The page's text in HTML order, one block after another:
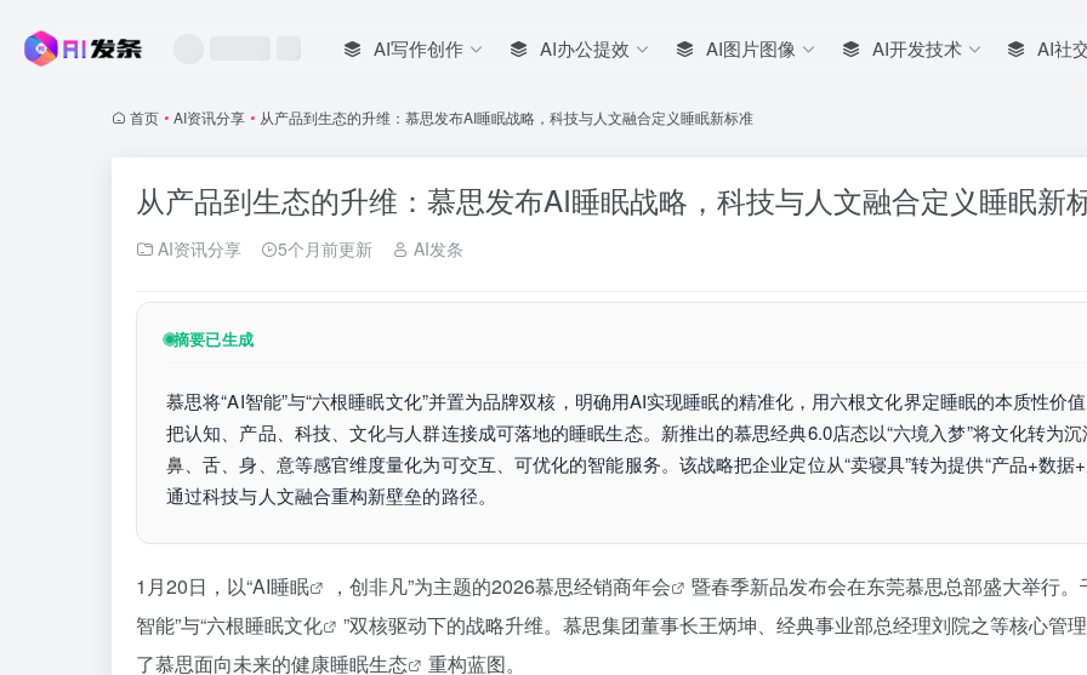
AI写作创作 AI办公提效 AI图片图像 AI开发技术 AI社
首页 • AI资讯分享 • 从产品到生态的升维：慕思发布AI睡眠战略，科技与人文融合定义睡眠新标准
从产品到生态的升维：慕思发布AI睡眠战略，科技与人文融合定义睡眠新
AI资讯分享 5个月前更新 AI发条
摘要已生成
慕思将“AI智能”与“六根睡眠文化”并置为品牌双核，明确用AI实现睡眠的精准化，用六根文化界定睡眠的本质性价
把认知、产品、科技、文化与人群连接成可落地的睡眠生态。新推出的慕思经典6.0店态以“六境入梦”将文化转为
鼻、舌、身、意等感官维度量化为可交互、可优化的智能服务。该战略把企业定位从“卖寝具”转为提供“产品+数
通过科技与人文融合重构新壁垒的路径。
1月20日，以“AI睡眠 ，创非凡”为主题的2026慕思经销商年会 暨春季新品发布会在东莞慕思总部盛大举行。
智能”与“六根睡眠文化
”双核驱动下的战略升维。慕思集团董事长王炳坤、经典事业部总经理刘院之等核心管
了慕思面向未来的健康睡眠生态 重构蓝图。